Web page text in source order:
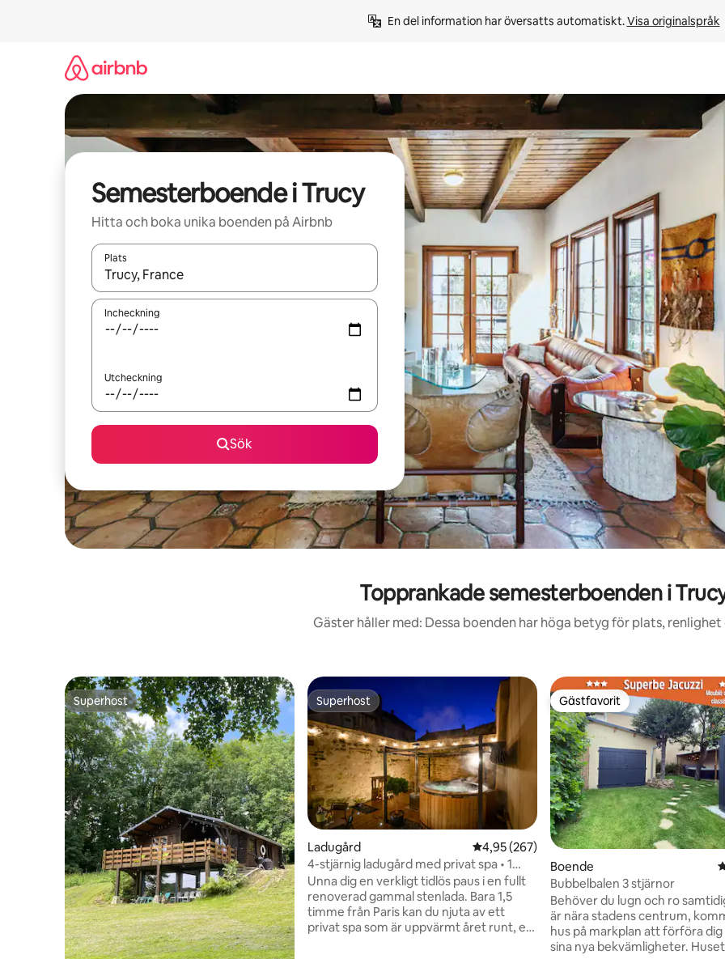
En del information har översatts automatiskt. Visa originalspråk
Semesterboende i Trucy
Hitta och boka unika boenden på Airbnb
Plats
När resultaten är tillgängliga kan du navigera med upp- och nedåtpilarna eller utforska genom att trycka eller svepa.
Incheckning
Utcheckning
Sök
Topprankade semesterboenden i
Gäster håller med: Dessa boenden har höga betyg för plats, renlighet
Superhost
Superhost Superhost
Superhost
Ladugård 4,95 av 5 i genomsnittligt betyg, 267
4,95 (267)
4-stjärnig ladugård med privat spa • 1
timme och 30 minuter från Paris
Unna dig en verkligt tidlös paus i en fullt
renoverad gammal stenlada. Bara 1,5
timme från Paris kan du njuta av ett
privat spa som är uppvärmt året runt, en
Gästfavorit
Gästfavorit
Boende
Bubbelbalen 3 stjärnor
Behöver du lugn och ro
är nära stadens centrum,
hus på markplan att förföra dig
sina nya bekvämligheter.